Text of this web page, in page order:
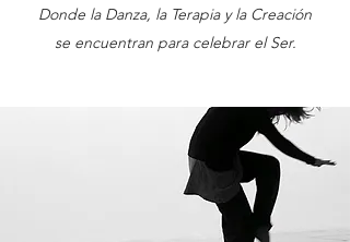
Donde la Danza, la Terapia y la Creación
se encuentran para celebrar el Ser.